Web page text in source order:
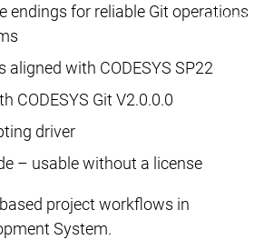
Services
endings for reliable Git operations
aligned with CODESYS SP22
CODESYS Git V2.0.0.0
driver
– usable without a license
project workflows in
System.